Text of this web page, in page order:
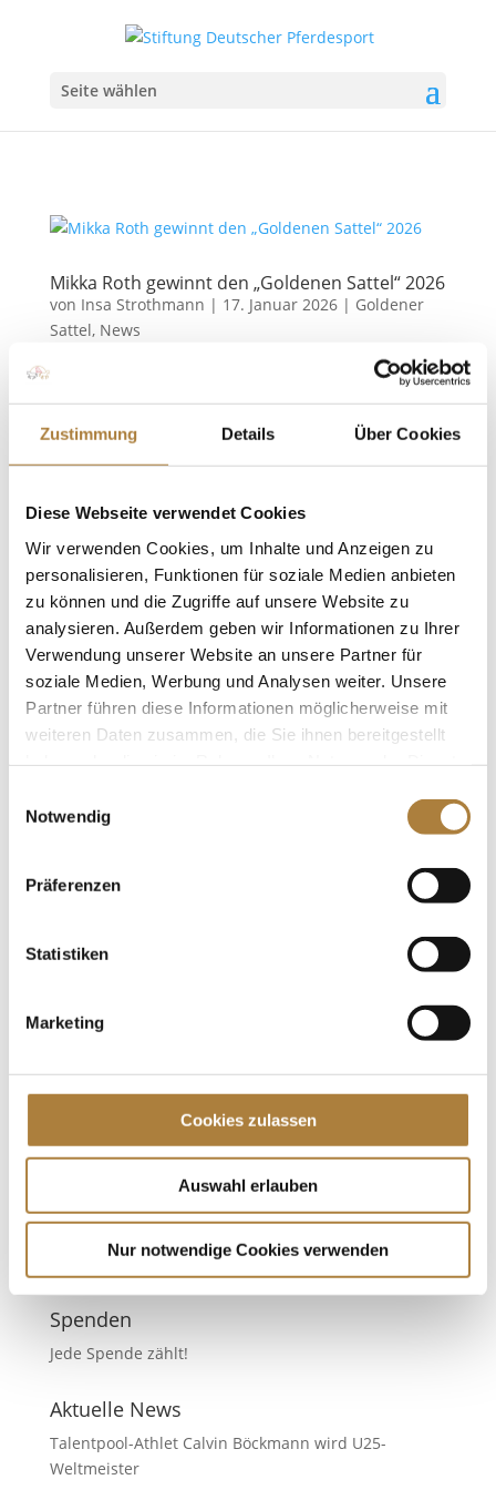
Zustimmung Details Über Cookies
Diese Webseite verwendet Cookies
Wir verwenden Cookies, um Inhalte und Anzeigen zu
personalisieren, Funktionen für soziale Medien anbieten
zu können und die Zugriffe auf unsere Website zu
analysieren. Außerdem geben wir Informationen zu Ihrer
Verwendung unserer Website an unsere Partner für
soziale Medien, Werbung und Analysen weiter. Unsere
Partner führen diese Informationen möglicherweise mit
weiteren Daten zusammen, die Sie ihnen bereitgestellt
Notwendig
Präferenzen
Statistiken
Marketing
Cookies zulassen
Auswahl erlauben
Nur notwendige Cookies verwenden
Seite wählen
Mikka Roth gewinnt den „Goldenen Sattel“ 2026
von Insa Strothmann | 17. Januar 2026| Goldener
Sattel, News
Nachwuchsförderpreis in Memoriam Hans Günter
Winkler, gefördert von der Stiftung Deutscher
Pferdesport Der Prestige „Goldene Sattel“ in
besonderen Prüfungen im...
Naomi Himmelreich gewinnt den „Goldenen
Sattel 2025“
von Insa Strothmann| 18. Januar 2025| Allgemein
Goldener Sattel
Hochklassiger Springsport: Wichtigster
Nachwuchsförderpreis in Memoriam Hans Günter
Winkler, gefördert von der Stiftung Deutscher
haben bereits internationale Turniererfahrung: Die
Max Paschertz gewinnt den „Goldenen Sattel“
Allgemein,
Goldener Sattel,News
Nachwuchsförderpreis in Memoriam Hans Günter
Winkler, gefördert von der Stiftung Deutscher
Pferdesport, bei der Partner Pferd in Leipzig Im
Rahmen des internationalen Weltcup-Turniers
„Partner Pferd“ in Leipzig gewann Max Paschertz aus
Cloppenburg (Weser-Ems) den...
Spenden
Jede Spende zählt!
Aktuelle News
Talentpool-Athlet Calvin Böckmann wird U25-
Weltmeister